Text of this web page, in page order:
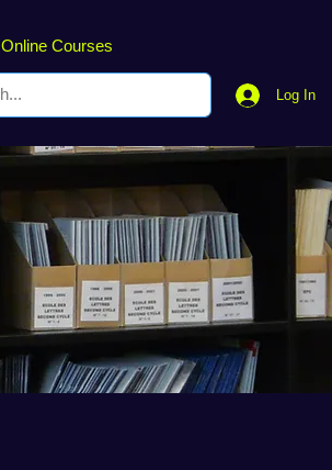
Online Courses
Log In